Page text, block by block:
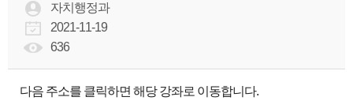
자치행정과
2021-11-19
636
다음 주소를 클릭하면 해당 강좌로 이동합니다.